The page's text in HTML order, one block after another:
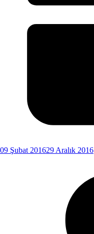
09 Şubat 201629 Aralık 2016